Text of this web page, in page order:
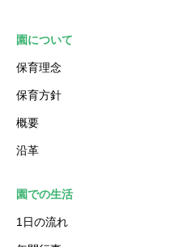
園について
保育理念
保育方針
概要
沿革
園での生活
1日の流れ